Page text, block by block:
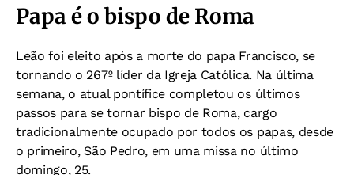
Papa é o bispo de Roma
Leão foi eleito após a morte do papa Francisco, se
tornando o 267º líder da Igreja Católica. Na última
semana, o atual pontífice completou os últimos
passos para se tornar bispo de Roma, cargo
tradicionalmente ocupado por todos os papas, desde
o primeiro, São Pedro, em uma missa no último
domingo, 25.